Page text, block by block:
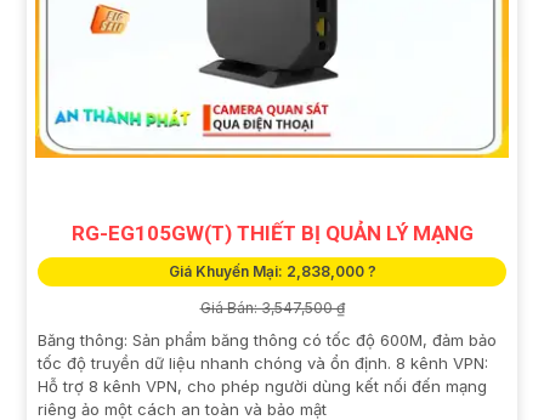
RG-EG105GW(T) THIẾT BỊ QUẢN LÝ MẠNG
Giá Khuyến Mại: 2,838,000 ?
Giá Bán: 3,547,500 ₫
Băng thông: Sản phẩm băng thông có tốc độ 600M, đảm bảo
tốc độ truyền dữ liệu nhanh chóng và ổn định. 8 kênh VPN:
Hỗ trợ 8 kênh VPN, cho phép người dùng kết nối đến mạng
riêng ảo một cách an toàn và bảo mật